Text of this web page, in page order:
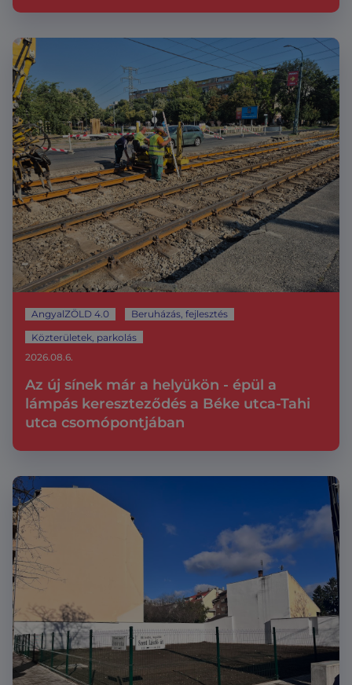
AngyalZÖLD 4.0
Beruházás, fejlesztés
Közterületek, parkolás
Az új sínek már a helyükön - épül a
lámpás kereszteződés a Béke utca-Tahi
utca csomópontjában
2026.08.6.